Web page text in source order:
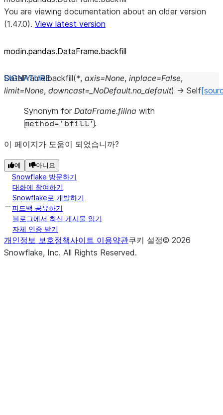
You are viewing documentation about an older version
(1.47.0). View latest version
modin.pandas.DataFrame.backfill
DataFrame.backfill(*, axis=None, inplace=False,
limit=None, downcast= _NoDefault.no_default) → Self
Synonym for DataFrame.fillna with
method='bfill'.
이 페이지가 도움이 되었습니까?
예 아니요
Snowflake 방문하기
대화에 참여하기
Snowflake로 개발하기
피드백 공유하기
블로그에서 최신 게시물 읽기
자체 인증 받기
개인정보 보호정책사이트 이용약관쿠키 설정© 2026
Snowflake, Inc. All Rights Reserved.